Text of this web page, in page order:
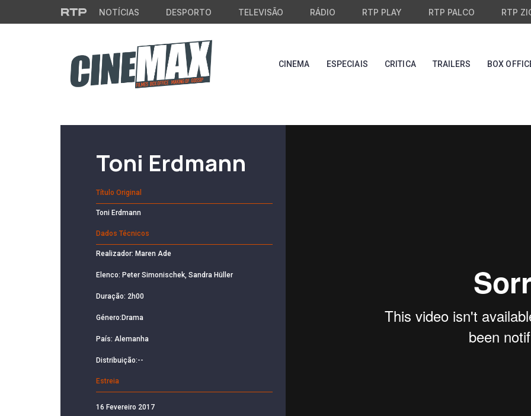
Saltar para o conteúdo principal
NOTÍCIAS DESPORTO TELEVISÃO RÁDIO RTP PLAY RTP PALCO RTP
CINEMA ESPECIAIS CRITICA TRAILERS BOX
Toni Erdmann
Título Original
Toni Erdmann
Dados Técnicos
Realizador: Maren Ade
Elenco: Peter Simonischek, Sandra Hüller
Duração: 2h00
Género:Drama
País: Alemanha
Distribuição:--
Estreia
16 Fevereiro 2017